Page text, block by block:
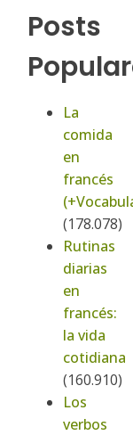
Posts
La
comida
en
francés
(178.078)
Rutinas
diarias
en
francés:
la vida
cotidiana
(160.910)
Los
verbos